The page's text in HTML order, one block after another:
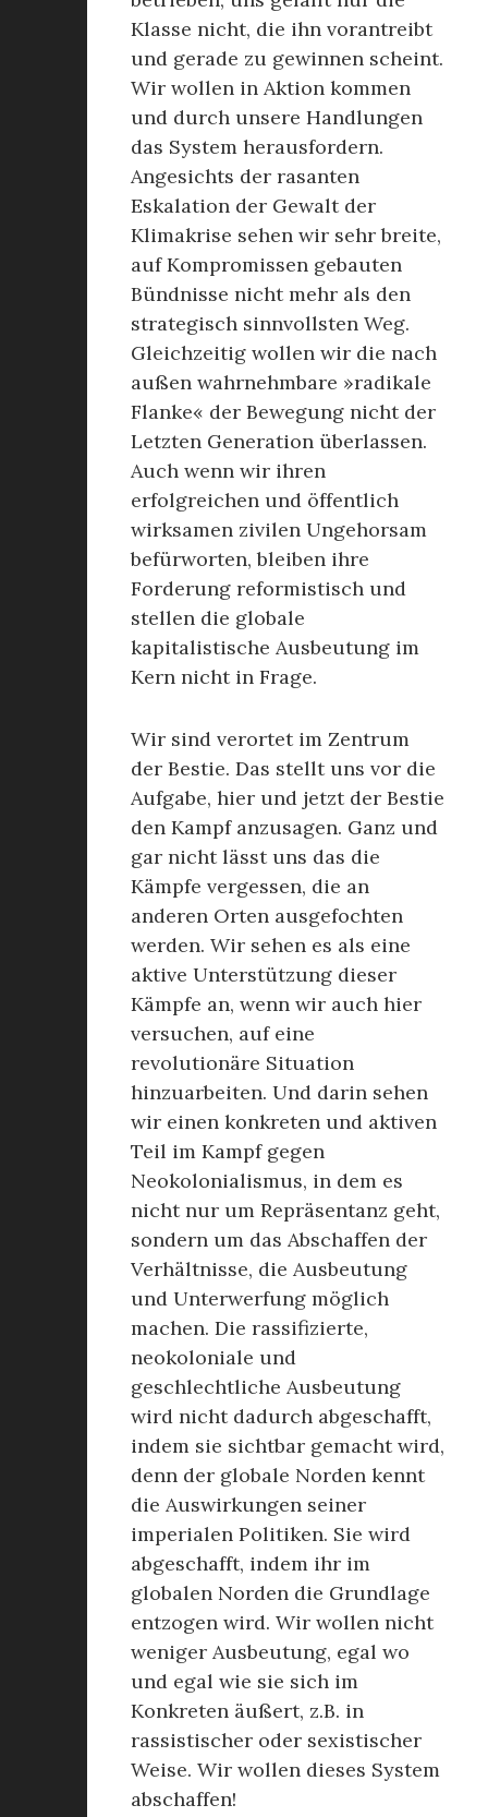
Klasse nicht, die ihn vorantreibt
und gerade zu gewinnen scheint.
Wir wollen in Aktion kommen
und durch unsere Handlungen
das System herausfordern.
Angesichts der rasanten
Eskalation der Gewalt der
Klimakrise sehen wir sehr breite,
auf Kompromissen gebauten
Bündnisse nicht mehr als den
strategisch sinnvollsten Weg.
Gleichzeitig wollen wir die nach
außen wahrnehmbare »radikale
Flanke« der Bewegung nicht der
Letzten Generation überlassen.
Auch wenn wir ihren
erfolgreichen und öffentlich
wirksamen zivilen Ungehorsam
befürworten, bleiben ihre
Forderung reformistisch und
stellen die globale
kapitalistische Ausbeutung im
Kern nicht in Frage.
Wir sind verortet im Zentrum
der Bestie. Das stellt uns vor die
Aufgabe, hier und jetzt der Bestie
den Kampf anzusagen. Ganz und
gar nicht lässt uns das die
Kämpfe vergessen, die an
anderen Orten ausgefochten
werden. Wir sehen es als eine
aktive Unterstützung dieser
Kämpfe an, wenn wir auch hier
versuchen, auf eine
revolutionäre Situation
hinzuarbeiten. Und darin sehen
wir einen konkreten und aktiven
Teil im Kampf gegen
Neokolonialismus, in dem es
nicht nur um Repräsentanz geht,
sondern um das Abschaffen der
Verhältnisse, die Ausbeutung
und Unterwerfung möglich
machen. Die rassifizierte,
neokoloniale und
geschlechtliche Ausbeutung
wird nicht dadurch abgeschafft,
indem sie sichtbar gemacht wird,
denn der globale Norden kennt
die Auswirkungen seiner
imperialen Politiken. Sie wird
abgeschafft, indem ihr im
globalen Norden die Grundlage
entzogen wird. Wir wollen nicht
weniger Ausbeutung, egal wo
und egal wie sie sich im
Konkreten äußert, z.B. in
rassistischer oder sexistischer
Weise. Wir wollen dieses System
abschaffen!